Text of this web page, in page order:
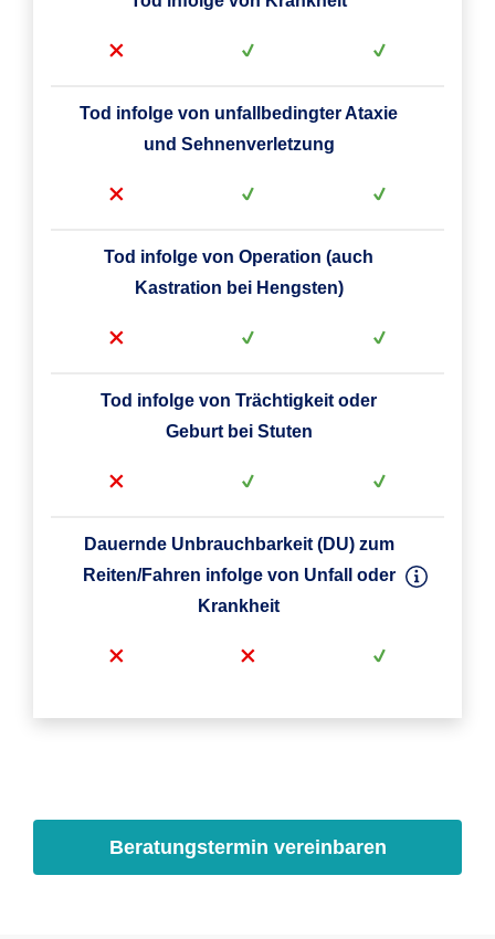
Tod infolge von unfallbedingter Ataxie
und Sehnenverletzung
Tod infolge von Operation (auch
Kastration bei Hengsten)
Tod infolge von Trächtigkeit oder
Geburt bei Stuten
Dauernde Unbrauchbarkeit (DU) zum
Reiten/Fahren infolge von Unfall oder
Krankheit
Unfall
7. Lebenstag 7. Lebenstag 7. Lebenstag
Beratungstermin vereinbaren